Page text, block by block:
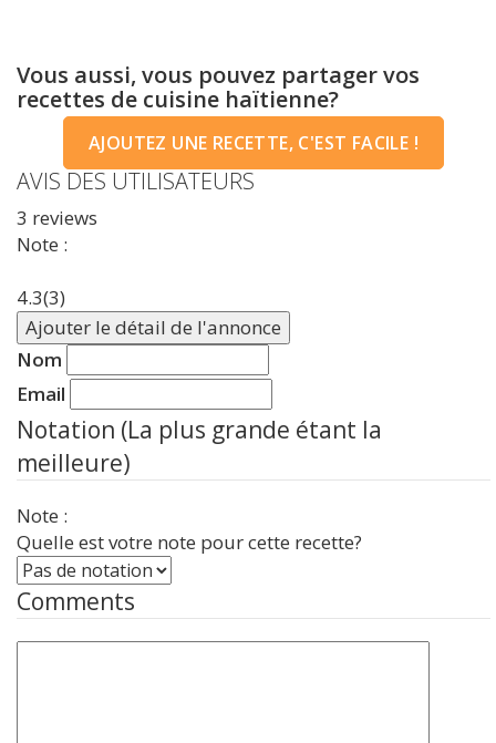
Vous aussi, vous pouvez partager vos
recettes de cuisine haïtienne?
AJOUTEZ UNE RECETTE, C'EST FACILE !
AVIS DES UTILISATEURS
3 reviews
Note :
4.3(3)
Ajouter le détail de l'annonce
Nom
Email
Notation (La plus grande étant la
meilleure)
Note :
Quelle est votre note pour cette recette?
Comments